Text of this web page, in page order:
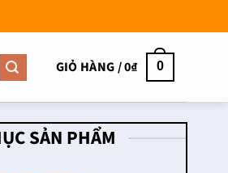
GIỎ HÀNG /0₫ 0
SẢN PHẨM